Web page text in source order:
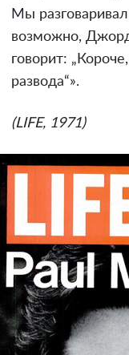
Мы
возможно,
говорит:
развода“».
(LIFE, 1971)